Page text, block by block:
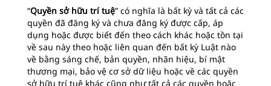
“Quyền sở hữu trí tuệ” có nghĩa là bất kỳ và tất cả các
quyền đã đăng ký và chưa đăng ký được cấp, áp
dụng hoặc được biết đến theo cách khác hoặc tồn tại
về sau này theo hoặc liên quan đến bất kỳ Luật nào
về bằng sáng chế, bản quyền, nhãn hiệu, bí mật
thương mại, bảo vệ cơ sở dữ liệu hoặc về các quyền
sở hữu trí tuệ khác cũng như tất cả các quyền hoặc